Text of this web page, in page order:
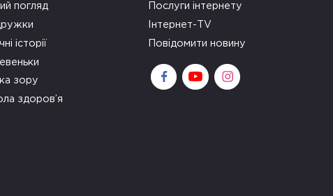
погляд
історії
зору
здоров’я
Послуги інтернету
Інтернет-TV
Повідомити новину